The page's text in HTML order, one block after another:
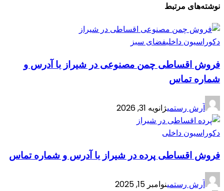
نوشته‌های مرتبط
دکوراسیون داخلیفضای سبز
فروش اقساطی چمن مصنوعی در شیراز با آدرس و
شماره تماس
آرش رستمیژانویه 31, 2026
دکوراسیون داخلی
فروش اقساطی پرده در شیراز با آدرس و شماره تماس
آرش رستمینوامبر 15, 2025